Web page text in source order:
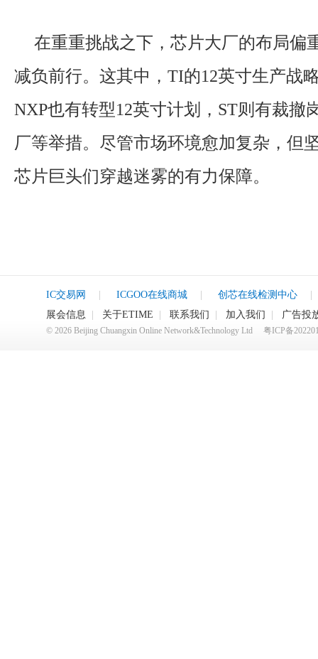
在重重挑战之下，芯片大厂的布局偏
减负前行。这其中，TI的12英寸生产战
NXP也有转型12英寸计划，ST则有裁撤
厂等举措。尽管市场环境愈加复杂，但
芯片巨头们穿越迷雾的有力保障。
IC交易网 ICGOO在线商城 创芯在线检测中心
展会信息
关于ETIME 联系我们 加入我们 广告投
© 2026 Beijing Chuangxin Online Network&Technology Ltd 粤ICP备